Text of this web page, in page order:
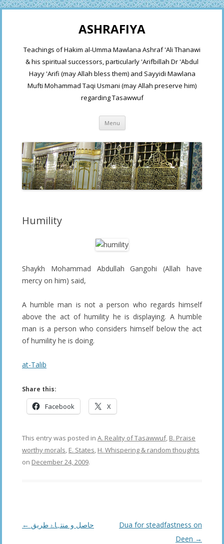
ASHRAFIYA
Teachings of Hakim al-Umma Mawlana Ashraf 'Ali Thanawi
& his spiritual successors, particularly 'Arifbillah Dr 'Abdul
Hayy 'Arifi (may Allah bless them) and Sayyidi Mawlana
Mufti Mohammad Taqi Usmani (may Allah preserve him)
regarding Tasawwuf
Menu Skip
content
Humility
Shaykh Mohammad Abdullah Gangohi (Allah have
mercy on him) said,
A humble man is not a person who regards himself
above the act of humility he is displaying. A humble
man is a person who considers himself below the act
of humility he is doing.
at-Talib
Share this:
Facebook X
This entry was posted in A. Reality of Tasawwuf, B. Praise
worthy morals E. States H. Whispering & random thoughts
on December 24, 2009.
Post
← حاصل و منتہاۓ طریق
Dua for steadfastness on
Deen →